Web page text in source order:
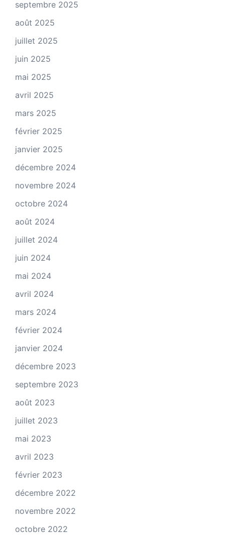
septembre 2025
août 2025
juillet 2025
juin 2025
mai 2025
avril 2025
mars 2025
février 2025
janvier 2025
décembre 2024
novembre 2024
octobre 2024
août 2024
juillet 2024
juin 2024
mai 2024
avril 2024
mars 2024
février 2024
janvier 2024
décembre 2023
septembre 2023
août 2023
juillet 2023
mai 2023
avril 2023
février 2023
décembre 2022
novembre 2022
octobre 2022